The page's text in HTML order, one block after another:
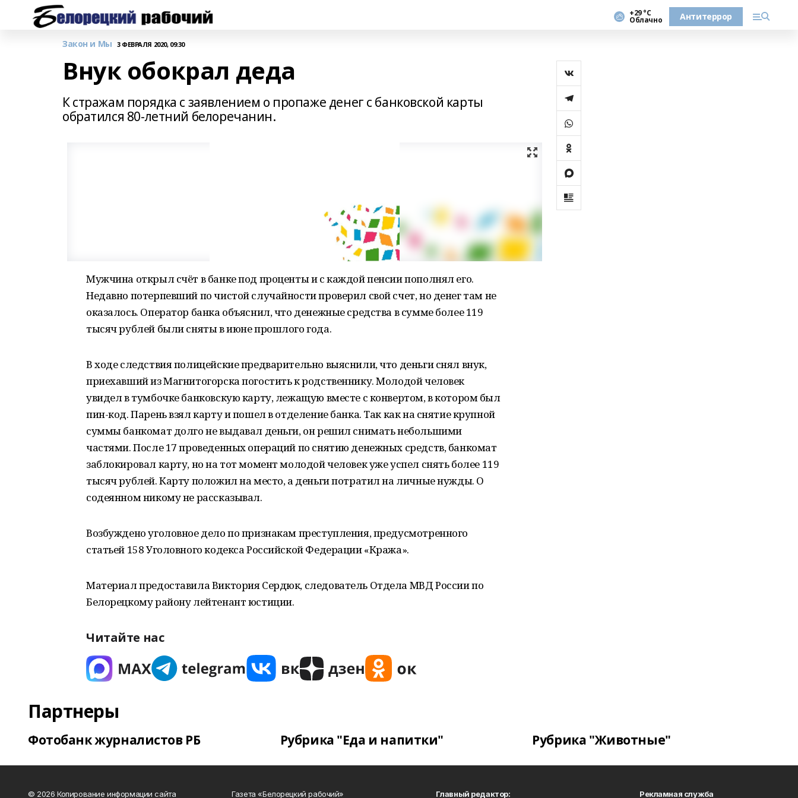
+29 °С
Облачно Антитеррор
Закон и Мы 3 ФЕВРАЛЯ 2020, 09:30
Внук обокрал деда
К стражам порядка с заявлением о пропаже денег с банковской карты
обратился 80-летний белоречанин.
Мужчина открыл счёт в банке под проценты и с каждой пенсии пополнял его.
Недавно потерпевший по чистой случайности проверил свой счет, но денег там не
оказалось. Оператор банка объяснил, что денежные средства в сумме более 119
тысяч рублей были сняты в июне прошлого года.
В ходе следствия полицейские предварительно выяснили, что деньги снял внук,
приехавший из Магнитогорска погостить к родственнику. Молодой человек
увидел в тумбочке банковскую карту, лежащую вместе с конвертом, в котором был
пин-код. Парень взял карту и пошел в отделение банка. Так как на снятие крупной
суммы банкомат долго не выдавал деньги, он решил снимать небольшими
частями. После 17 проведенных операций по снятию денежных средств, банкомат
заблокировал карту, но на тот момент молодой человек уже успел снять более 119
тысяч рублей. Карту положил на место, а деньги потратил на личные нужды. О
содеянном никому не рассказывал.
Возбуждено уголовное дело по признакам преступления, предусмотренного
статьей 158 Уголовного кодекса Российской Федерации «Кража».
Материал предоставила Виктория Сердюк, следователь Отдела МВД России по
Белорецкому району лейтенант юстиции.
Читайте нас
Партнеры
Фотобанк журналистов РБ Рубрика "Еда и напитки" Рубрика "Животные"
© 2026 Копирование информации сайта Газета «Белорецкий рабочий» Главный редактор: Рекламная служба